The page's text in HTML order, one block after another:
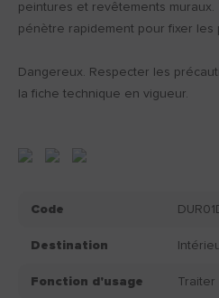
peintures et revêtements muraux.
pénètre rapidement pour fixer les
Dangereux. Respecter les
la fiche technique en vigueur.
Code
Destination
Fonction d'usage Traiter